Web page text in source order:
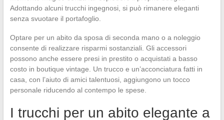
Adottando alcuni trucchi ingegnosi, si può rimanere eleganti
senza svuotare il portafoglio.
Optare per un abito da sposa di seconda mano o a noleggio
consente di realizzare risparmi sostanziali. Gli accessori
possono anche essere presi in prestito o acquistati a basso
costo in boutique vintage. Un trucco e un’acconciatura fatti in
casa, con l’aiuto di amici talentuosi, aggiungono un tocco
personale riducendo al contempo le spese.
I trucchi per un abito elegante a